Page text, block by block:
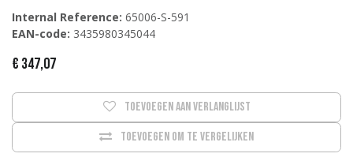
Internal Reference: 65006-S-591
EAN-code: 3435980345044
€ 347,07
Toevoegen om te vergelijken
Toevoegen aan verlanglijst